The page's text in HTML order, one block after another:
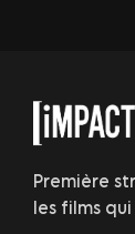
Première
les films